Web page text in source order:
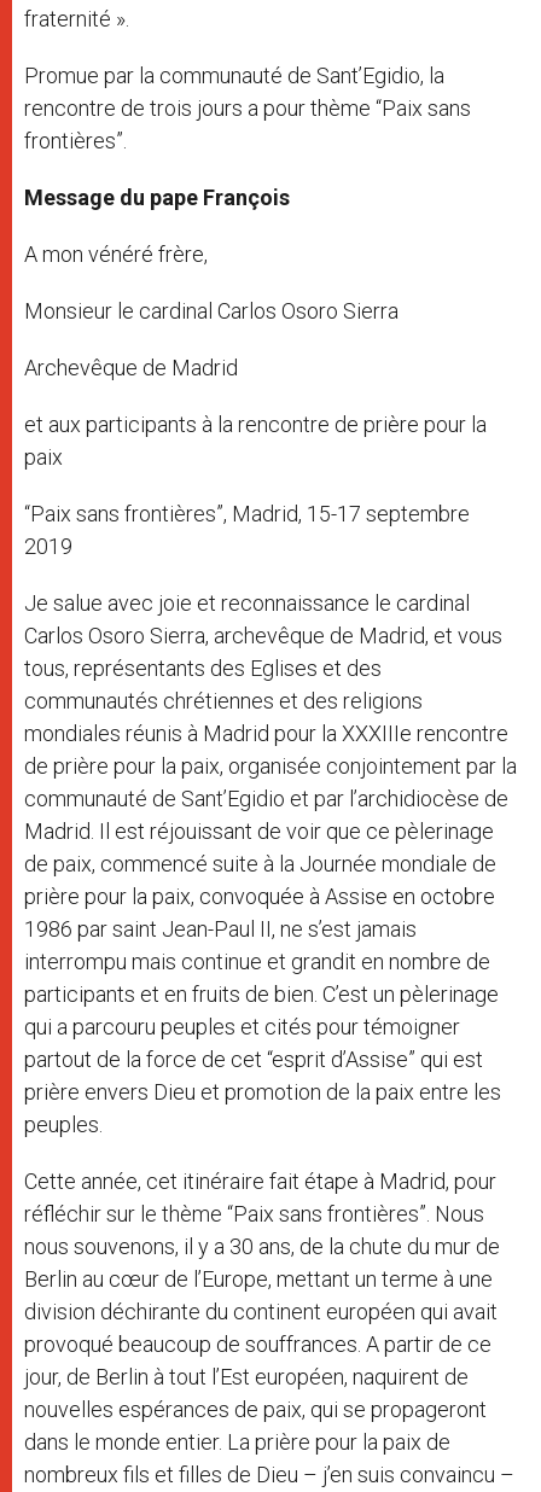
fraternité ».
Promue par la communauté de Sant’Egidio, la
rencontre de trois jours a pour thème “Paix sans
frontières”.
Message du pape François
A mon vénéré frère,
Monsieur le cardinal Carlos Osoro Sierra
Archevêque de Madrid
et aux participants à la rencontre de prière pour la
paix
“Paix sans frontières”, Madrid, 15-17 septembre
2019
Je salue avec joie et reconnaissance le cardinal
Carlos Osoro Sierra, archevêque de Madrid, et vous
tous, représentants des Eglises et des
communautés chrétiennes et des religions
mondiales réunis à Madrid pour la XXXIIIe rencontre
de prière pour la paix, organisée conjointement par la
communauté de Sant’Egidio et par l’archidiocèse de
Madrid. Il est réjouissant de voir que ce pèlerinage
de paix, commencé suite à la Journée mondiale de
prière pour la paix, convoquée à Assise en octobre
1986 par saint Jean-Paul II, ne s’est jamais
interrompu mais continue et grandit en nombre de
participants et en fruits de bien. C’est un pèlerinage
qui a parcouru peuples et cités pour témoigner
partout de la force de cet “esprit d’Assise” qui est
prière envers Dieu et promotion de la paix entre les
peuples.
Cette année, cet itinéraire fait étape à Madrid, pour
réfléchir sur le thème “Paix sans frontières”. Nous
nous souvenons, il y a 30 ans, de la chute du mur de
Berlin au cœur de l’Europe, mettant un terme à une
division déchirante du continent européen qui avait
provoqué beaucoup de souffrances. A partir de ce
jour, de Berlin à tout l’Est européen, naquirent de
nouvelles espérances de paix, qui se propageront
dans le monde entier. La prière pour la paix de
nombreux fils et filles de Dieu – j’en suis convaincu –